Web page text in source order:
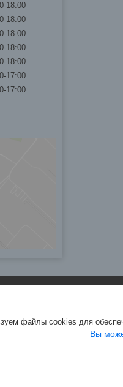
18:00
18:00
18:00
18:00
18:00
17:00
17:00
файлы cookies для
Вы